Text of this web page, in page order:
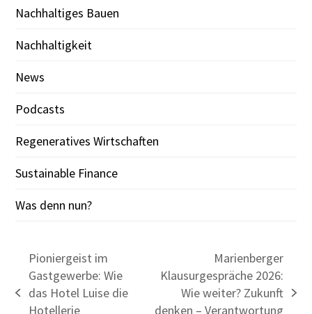
Nachhaltiges Bauen
Nachhaltigkeit
News
Podcasts
Regeneratives Wirtschaften
Sustainable Finance
Was denn nun?
previous
Pioniergeist im
Gastgewerbe: Wie
das Hotel Luise die
Hotellerie
Marienberger
Klausurgespräche 2026:
Wie weiter? Zukunft
denken – Verantwortung